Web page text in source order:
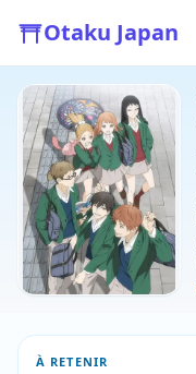
Otaku Japan
À RETENIR